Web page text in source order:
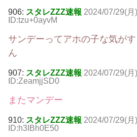
906: スタレZZZ速報 2024/07/29(
ID:tzu+0ayvM
サンデーってアホの子な気が
ん
907: スタレZZZ速報 2024/07/29(
ID:ZeamjjSD0
またマンデー
910: スタレZZZ速報 2024/07/29(
ID:h3IBh0E50